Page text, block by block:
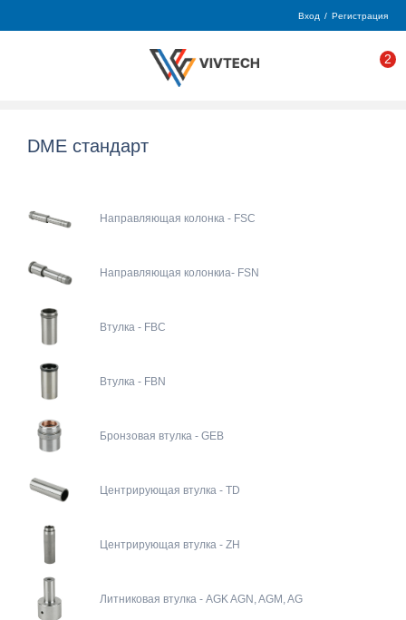
Вход / Регистрация
2
DME стандарт
Направляющая колонка - FSC
Направляющая колонкиа- FSN
Втулка - FBC
Втулка - FBN
Бронзовая втулка - GEB
Центрирующая втулка - TD
Центрирующая втулка - ZH
Литниковая втулка - AGK AGN, AGM, AG